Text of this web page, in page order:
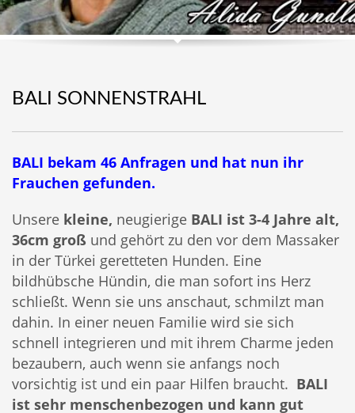
BALI SONNENSTRAHL
BALI bekam 46 Anfragen und hat nun ihr
Frauchen gefunden.
Unsere kleine, neugierige BALI ist 3-4 Jahre alt,
36cm groß und gehört zu den vor dem Massaker
in der Türkei geretteten Hunden. Eine
bildhübsche Hündin, die man sofort ins Herz
schließt. Wenn sie uns anschaut, schmilzt man
dahin. In einer neuen Familie wird sie sich
schnell integrieren und mit ihrem Charme jeden
bezaubern, auch wenn sie anfangs noch
vorsichtig ist und ein paar Hilfen braucht. BALI
ist sehr menschenbezogen und kann gut